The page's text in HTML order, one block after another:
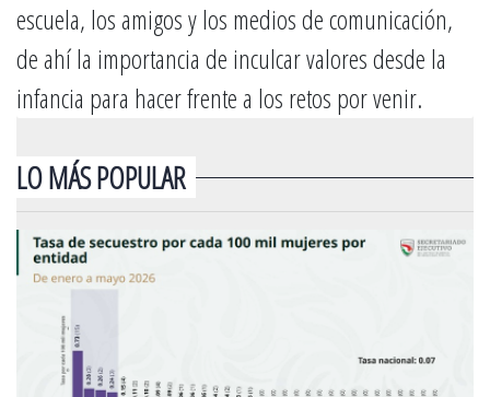
escuela, los amigos y los medios de comunicación,
de ahí la importancia de inculcar valores desde la
infancia para hacer frente a los retos por venir.
LO MÁS POPULAR